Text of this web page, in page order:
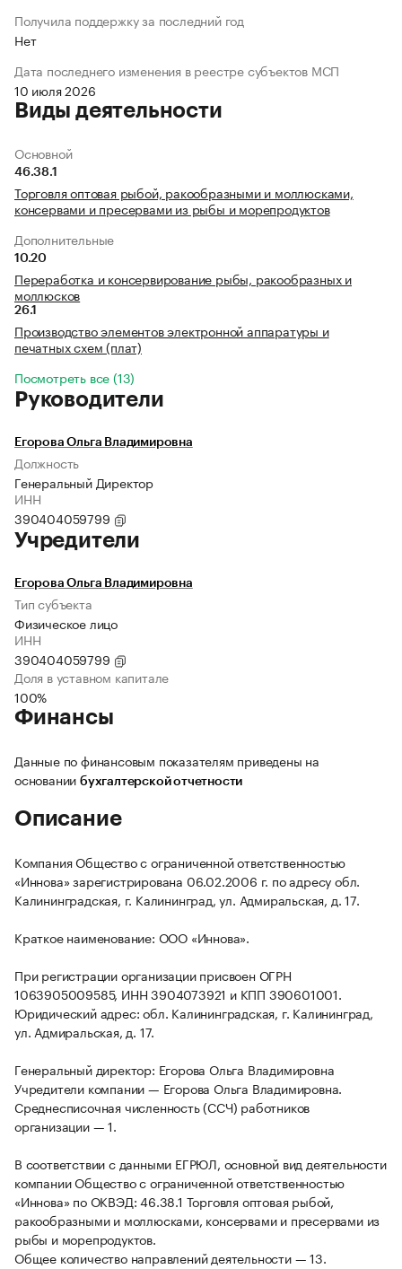
Получила поддержку за последний год
Нет
Дата последнего изменения в реестре субъектов МСП
10 июля 2026
Виды деятельности
Основной
46.38.1
Торговля оптовая рыбой, ракообразными и моллюсками,
консервами и пресервами из рыбы и морепродуктов
Дополнительные
10.20
Переработка и консервирование рыбы, ракообразных и
моллюсков
26.1
Производство элементов электронной аппаратуры и
печатных схем (плат)
Посмотреть все (13)
Руководители
Егорова Ольга Владимировна
Должность
Генеральный Директор
ИНН
390404059799
Учредители
Егорова Ольга Владимировна
Тип субъекта
Физическое лицо
ИНН
390404059799
Доля в уставном капитале
100%
Финансы
Данные по финансовым показателям приведены на
основании бухгалтерской отчетности
Описание
Компания Общество с ограниченной ответственностью
«Иннова» зарегистрирована 06.02.2006 г. по адресу обл.
Калининградская, г. Калининград, ул. Адмиральская, д. 17.
Краткое наименование: ООО «Иннова».
При регистрации организации присвоен ОГРН
1063905009585, ИНН 3904073921 и КПП 390601001.
Юридический адрес: обл. Калининградская, г. Калининград,
ул. Адмиральская, д. 17.
Генеральный директор: Егорова Ольга Владимировна
Учредители компании — Егорова Ольга Владимировна.
Среднесписочная численность (ССЧ) работников
организации — 1.
В соответствии с данными ЕГРЮЛ, основной вид деятельности
компании Общество с ограниченной ответственностью
«Иннова» по ОКВЭД: 46.38.1 Торговля оптовая рыбой,
ракообразными и моллюсками, консервами и пресервами из
рыбы и морепродуктов.
Общее количество направлений деятельности — 13.